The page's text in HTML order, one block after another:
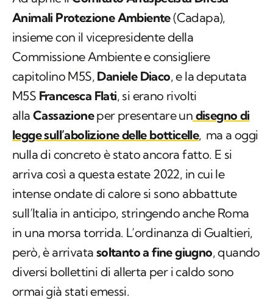
Animali Protezione Ambiente(Cadapa),
insieme con il vicepresidente della
Commissione Ambiente e consigliere
capitolino M5S, Daniele Diaco, e la deputata
M5S Francesca Flati, si erano rivolti
alla Cassazioneper presentare un disegno di
legge sull’abolizione delle botticelle, ma a oggi
nulla di concreto è stato ancora fatto. E si
arriva così a questa estate 2022, in cui le
intense ondate di calore si sono abbattute
sull’Italia in anticipo, stringendo anche Roma
in una morsa torrida. L’ordinanza di Gualtieri,
però, è arrivata soltanto a fine giugno, quando
diversi bollettini di allerta per i caldo sono
ormai già stati emessi.